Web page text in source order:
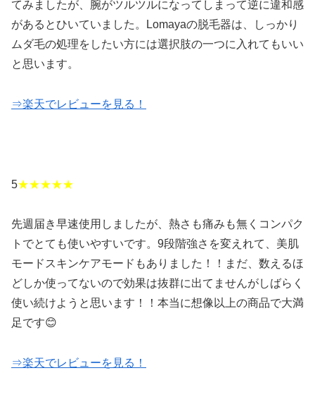
てみましたが、腕がツルツルになってしまって逆に違和感
があるとひいていました。Lomayaの脱毛器は、しっかり
ムダ毛の処理をしたい方には選択肢の一つに入れてもいい
と思います。
⇒楽天でレビューを見る！
5★★★★★
先週届き早速使用しましたが、熱さも痛みも無くコンパク
トでとても使いやすいです。9段階強さを変えれて、美肌
モードスキンケアモードもありました！！まだ、数えるほ
どしか使ってないので効果は抜群に出てませんがしばらく
使い続けようと思います！！本当に想像以上の商品で大満
足です😊
⇒楽天でレビューを見る！